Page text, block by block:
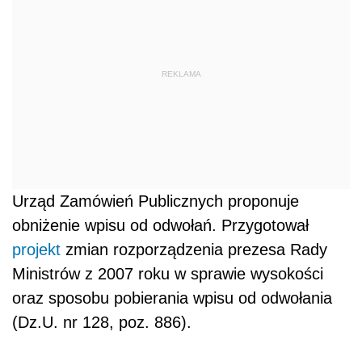
REKLAMA
Urząd Zamówień Publicznych proponuje
obniżenie wpisu od odwołań. Przygotował
projekt zmian rozporządzenia prezesa Rady
Ministrów z 2007 roku w sprawie wysokości
oraz sposobu pobierania wpisu od odwołania
(Dz.U. nr 128, poz. 886).